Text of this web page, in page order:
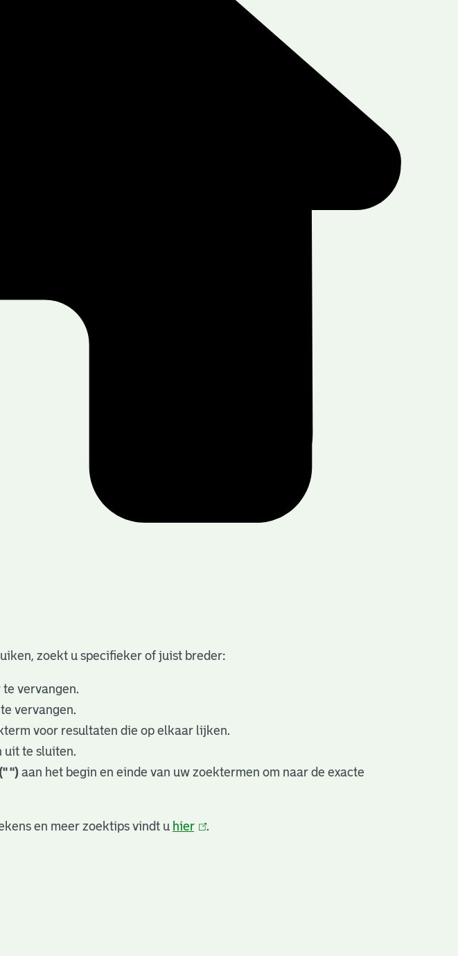
zoekt u specifieker of juist breder:
vervangen.
vervangen.
voor resultaten die op elkaar lijken.
uit te sluiten.
") aan het begin en einde van uw zoektermen om naar de exacte
en meer zoektips vindt u hier(link
.